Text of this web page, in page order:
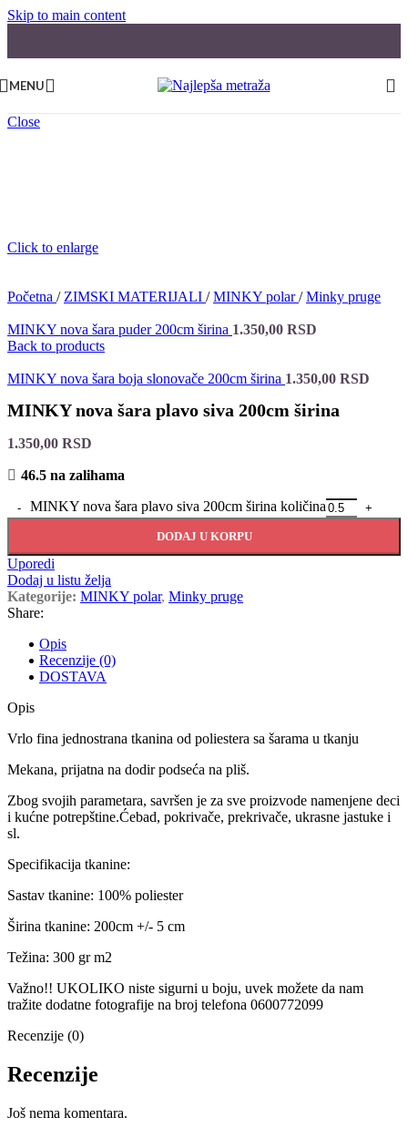
Skip to main content
MENU
Close
Click to enlarge
Početna / ZIMSKI MATERIJALI / MINKY polar/ Minky pruge
MINKY nova šara puder 200cm širina 1.350,00 RSD
Back to products
MINKY nova šara boja slonovače 200cm širina 1.350,00 RSD
MINKY nova šara plavo siva 200cm širina
1.350,00 RSD
46.5 na zalihama
MINKY nova šara plavo siva 200cm širina količina
DODAJ U KORPU
Uporedi
Dodaj u listu želja
Kategorije: MINKY polar, Minky pruge
Share:
Opis
Recenzije (0)
DOSTAVA
Opis
Vrlo fina jednostrana tkanina od poliestera sa šarama u tkanju
Mekana, prijatna na dodir podseća na pliš.
Zbog svojih parametara, savršen je za sve proizvode namenjene deci
i kućne potrepštine.Ćebad, pokrivače, prekrivače, ukrasne jastuke i
sl.
Specifikacija tkanine:
Sastav tkanine: 100% poliester
Širina tkanine: 200cm +/- 5 cm
Težina: 300 gr m2
Važno!! UKOLIKO niste sigurni u boju, uvek možete da nam
tražite dodatne fotografije na broj telefona 0600772099
Recenzije (0)
Recenzije
Još nema komentara.